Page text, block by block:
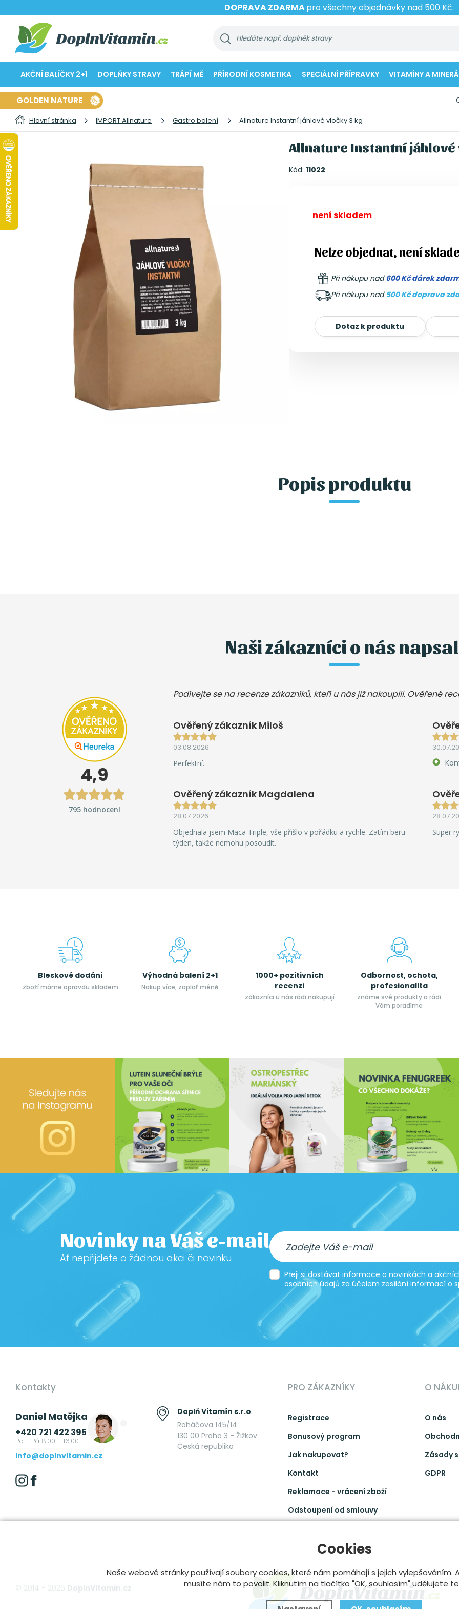
DOPRAVA ZDARMApro všechny objednávky nad 500 Kč.
AKČNÍ BALÍČKY 2+1 DOPLŇKY STRAVY TRÁPÍ MĚ PŘÍRODNÍ KOSMETIKA SPECIÁLNÍ PŘÍPRAVKY VITAMÍNY A
GOLDEN NATURE
Hlavní stránka IMPORT Allnature Gastro balení Allnature Instantní jáhlové vločky 3 kg
Allnature Instantní jáhlové
Kód: 11022
není skladem
Nelze objednat, není
Při nákupu nad600 Kč dárek
Při nákupu nad 500 Kč doprava
Dotaz k produktu
Popis produktu
Naši zákazníci o nás
4,9
795 hodnocení
Podívejte se na recenze zákazníků, kteří u nás již nakoupili. Ověřené
Ověřený zákazník Miloš
03.08.2026
Perfektní.
Ověřený zákazník Magdalena
28.07.2026
Objednala jsem Maca Triple, vše přišlo v pořádku a rychle. Zatím beru
týden, takže nemohu posoudit.
Super
Bleskové dodání
zboží máme opravdu skladem
Výhodná balení 2+1
Nakup více, zaplať méně
1000+ pozitivních
recenzí
zákazníci u nás rádi nakupují
Odbornost, ochota,
profesionalita
známe své produkty a rádi
Vám poradíme
Novinky na Váš e-mail
Ať nepřijdete o žádnou akci či novinku
Přeji si dostávat informace o novinkách a
osobních údajů za účelem zasílání informací o
Kontakty
Daniel Matějka
+420 721 422 395
Po - Pá 8:00 - 16:00
info@doplnvitamin.cz
Doplň Vitamín s.r.o
Roháčova 145/14
130 00 Praha 3 - Žižkov
Česká republika
PRO ZÁKAZNÍKY
Registrace
Bonusový program
Jak nakupovat?
Kontakt
Reklamace - vrácení zboží
Odstoupení od smlouvy
O
O nás
Zásady
GDPR
© 2014 - 2026 DoplnVitamin.cz
Cookies
Naše webové stránky používají soubory cookies, které nám pomáhají s jejich vylepšováním.
musíte nám to povolit. Kliknutím na tlačítko "OK, souhlasím" udělujete